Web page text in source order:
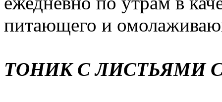
питающего и
ТОНИК С ЛИСТЬЯМИ